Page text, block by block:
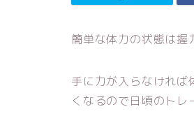
簡単な体力の状態は握
手に力が入らなければ
くなるので日頃のトレ